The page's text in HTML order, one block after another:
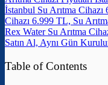
İstanbul Su Arıtma
Cihazı 6.999 TL, Su
Rex Water Su Arıtma
Satın Al, Aynı Gün
Table of Contents